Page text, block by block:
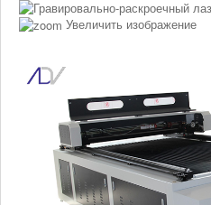
Увеличить изображение